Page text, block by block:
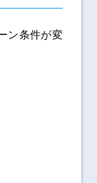
ン条件が変